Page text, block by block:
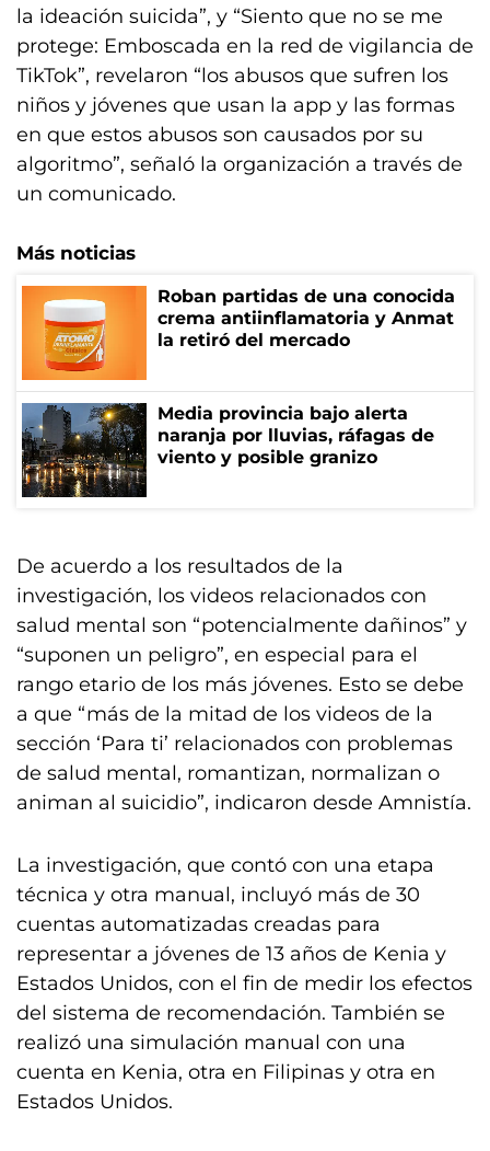
la ideación suicida”, y “Siento que no se me
protege: Emboscada en la red de vigilancia de
TikTok”, revelaron “los abusos que sufren los
niños y jóvenes que usan la app y las formas
en que estos abusos son causados por su
algoritmo”, señaló la organización a través de
un comunicado.
Más noticias
Roban partidas de una conocida
crema antiinflamatoria y Anmat
la retiró del mercado
Media provincia bajo alerta
naranja por lluvias, ráfagas de
viento y posible granizo
De acuerdo a los resultados de la
investigación, los videos relacionados con
salud mental son “potencialmente dañinos” y
“suponen un peligro”, en especial para el
rango etario de los más jóvenes. Esto se debe
a que “más de la mitad de los videos de la
sección ‘Para ti’ relacionados con problemas
de salud mental, romantizan, normalizan o
animan al suicidio”, indicaron desde Amnistía.
La investigación, que contó con una etapa
técnica y otra manual, incluyó más de 30
cuentas automatizadas creadas para
representar a jóvenes de 13 años de Kenia y
Estados Unidos, con el fin de medir los efectos
del sistema de recomendación. También se
realizó una simulación manual con una
cuenta en Kenia, otra en Filipinas y otra en
Estados Unidos.